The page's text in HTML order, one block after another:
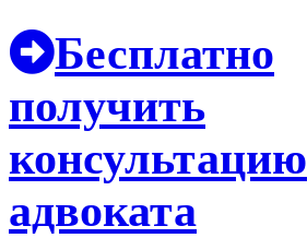
Бесплатно
получить
консультацию
адвоката